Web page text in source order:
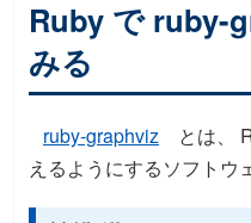
Ruby で ruby-
みる
ruby-graphviz
とは、
えるようにするソフトウ